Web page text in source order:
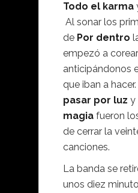
Todo el karma
Al sonar los
de Por dentro
empezó a
anticipándonos
que iban a hacer.
pasar por luz y
magia fueron
de cerrar la
canciones.
La banda se
unos diez